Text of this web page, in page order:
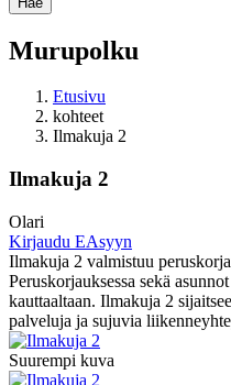
Murupolku
Etusivu
kohteet
Ilmakuja 2
Ilmakuja 2
Olari
Kirjaudu EAsyyn
Ilmakuja 2 valmistuu
Peruskorjauksessa sekä
kauttaaltaan. Ilmakuja 2
palveluja ja sujuvia
Suurempi kuva